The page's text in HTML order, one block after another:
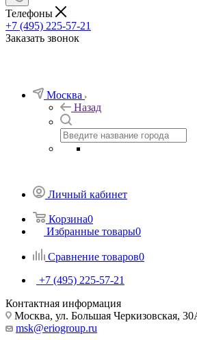
Телефоны
+7 (495) 225-57-21
Заказать звонок
Москва
Назад
Личный кабинет
Корзина0
Избранные товары0
Сравнение товаров0
+7 (495) 225-57-21
Контактная информация
Москва, ул. Большая Черкизовская,
msk@eriogroup.ru